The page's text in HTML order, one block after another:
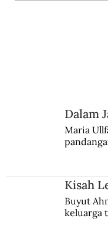
Dalam
Maria
Kisah
Buyut
keluarga